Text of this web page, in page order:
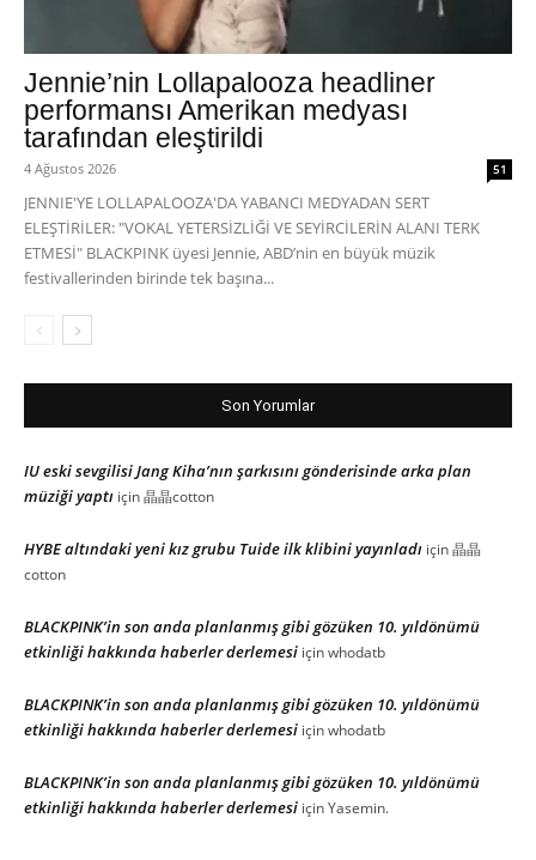
Jennie’nin Lollapalooza headliner
performansı Amerikan medyası
tarafından eleştirildi
4 Ağustos 2026 51
JENNIE'YE LOLLAPALOOZA'DA YABANCI MEDYADAN SERT
ELEŞTİRİLER: "VOKAL YETERSİZLİĞİ VE SEYİRCİLERİN ALANI TERK
ETMESİ" BLACKPINK üyesi Jennie, ABD’nin en büyük müzik
festivallerinden birinde tek başına...
Son Yorumlar
IU eski sevgilisi Jang Kiha’nın şarkısını gönderisinde arka plan
müziği yaptı için晶晶cotton
HYBE altındaki yeni kız grubu Tuide ilk klibini yayınladı için晶晶
cotton
BLACKPINK’in son anda planlanmış gibi gözüken 10. yıldönümü
etkinliği hakkında haberler derlemesi içinwhodatb
BLACKPINK’in son anda planlanmış gibi gözüken 10. yıldönümü
etkinliği hakkında haberler derlemesi içinwhodatb
BLACKPINK’in son anda planlanmış gibi gözüken 10. yıldönümü
etkinliği hakkında haberler derlemesi içinYasemin.